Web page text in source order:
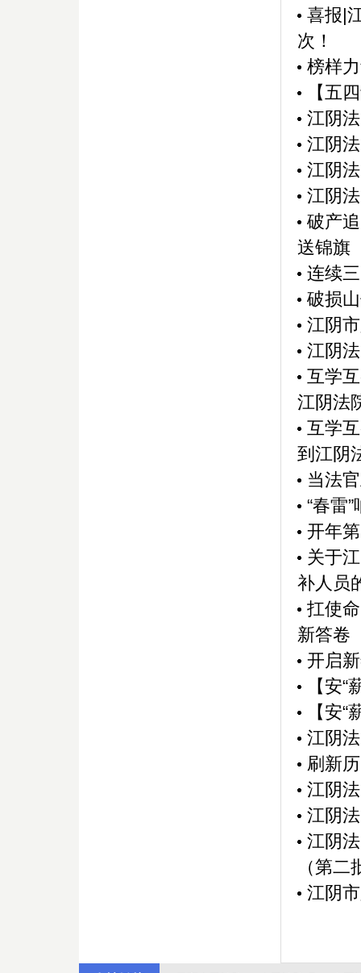
喜报|
次！
榜样
【五
江阴
江阴
江阴
江阴
破产
送锦旗
连续
破损
江阴
江阴
互学
江阴法
互学
到江阴
当法
“春雷
开年
关于
补人员
扛使
新答卷
开启
【安
【安
江阴
刷新
江阴
江阴
江阴
（第
江阴